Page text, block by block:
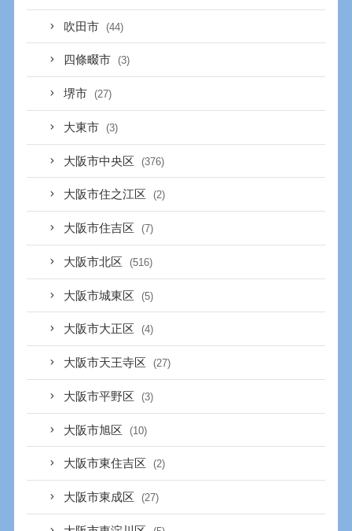
吹田市 (44)
四條畷市 (3)
堺市 (27)
大東市 (3)
大阪市中央区 (376)
大阪市住之江区 (2)
大阪市住吉区 (7)
大阪市北区 (516)
大阪市城東区 (5)
大阪市大正区 (4)
大阪市天王寺区 (27)
大阪市平野区 (3)
大阪市旭区 (10)
大阪市東住吉区 (2)
大阪市東成区 (27)